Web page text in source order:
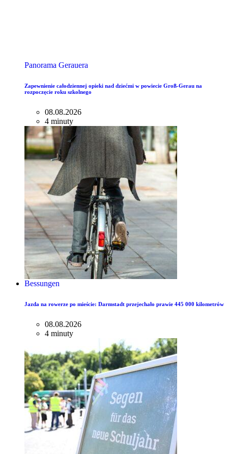
Panorama Gerauera
Zapewnienie całodziennej opieki nad dziećmi w powiecie Groß-Gerau na
rozpoczęcie roku szkolnego
08.08.2026
4 minuty
Bessungen
Jazda na rowerze po mieście: Darmstadt przejechało prawie 445 000 kilometrów
08.08.2026
4 minuty